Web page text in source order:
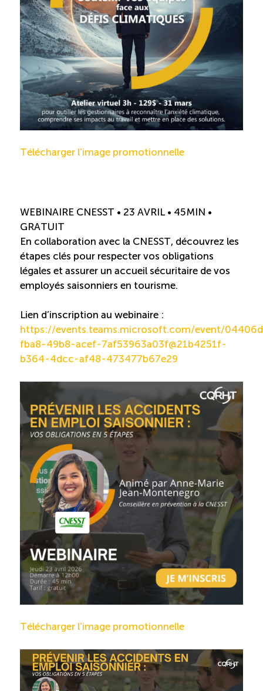
Télécharger l’image promotionnelle
WEBINAIRE CNESST • 23 AVRIL • 45MIN •
GRATUIT
En collaboration avec la CNESST, découvrez les
étapes clés pour respecter vos obligations
légales et assurer un accueil sécuritaire de vos
employés saisonniers en tourisme.
Lien d’inscription au webinaire :
https://events.teams.microsoft.com/event/
fba8-49b8-acef-7af53963a03f@21b4251f-
b364-4dcc-af48-473477b67e29
Télécharger l’image promotionnelle